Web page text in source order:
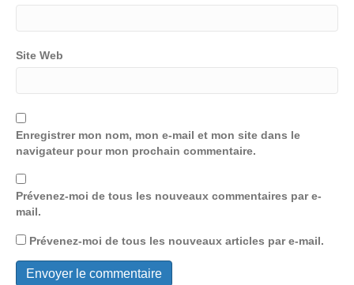
Site Web
Enregistrer mon nom, mon e-mail et mon site dans le
navigateur pour mon prochain commentaire.
Prévenez-moi de tous les nouveaux commentaires par e-
mail.
Prévenez-moi de tous les nouveaux articles par e-mail.